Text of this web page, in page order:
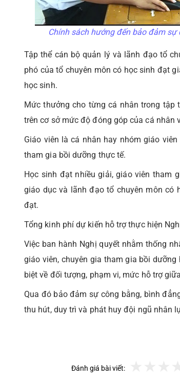
Chính sách hướng đến bảo đảm
Tập thể cán bộ quản lý và lãnh đạo tổ
phó của tổ chuyên môn có học sinh đạt
học sinh.
Mức thưởng cho từng cá nhân trong tập
trên cơ sở mức độ đóng góp của cá nhân
Giáo viên là cá nhân hay nhóm giáo
tham gia bồi dưỡng thực tế.
Học sinh đạt nhiều giải, giáo viên tham
giáo dục và lãnh đạo tổ chuyên môn
đạt.
Tổng kinh phí dự kiến hỗ trợ thực hiện
Việc ban hành Nghị quyết nhằm thống
giáo viên, chuyên gia tham gia bồi
biệt về đối tượng, phạm vi, mức hỗ trợ
Qua đó bảo đảm sự công bằng, bình
thu hút, duy trì và phát huy đội ngũ nhân
Đánh giá bài viết: